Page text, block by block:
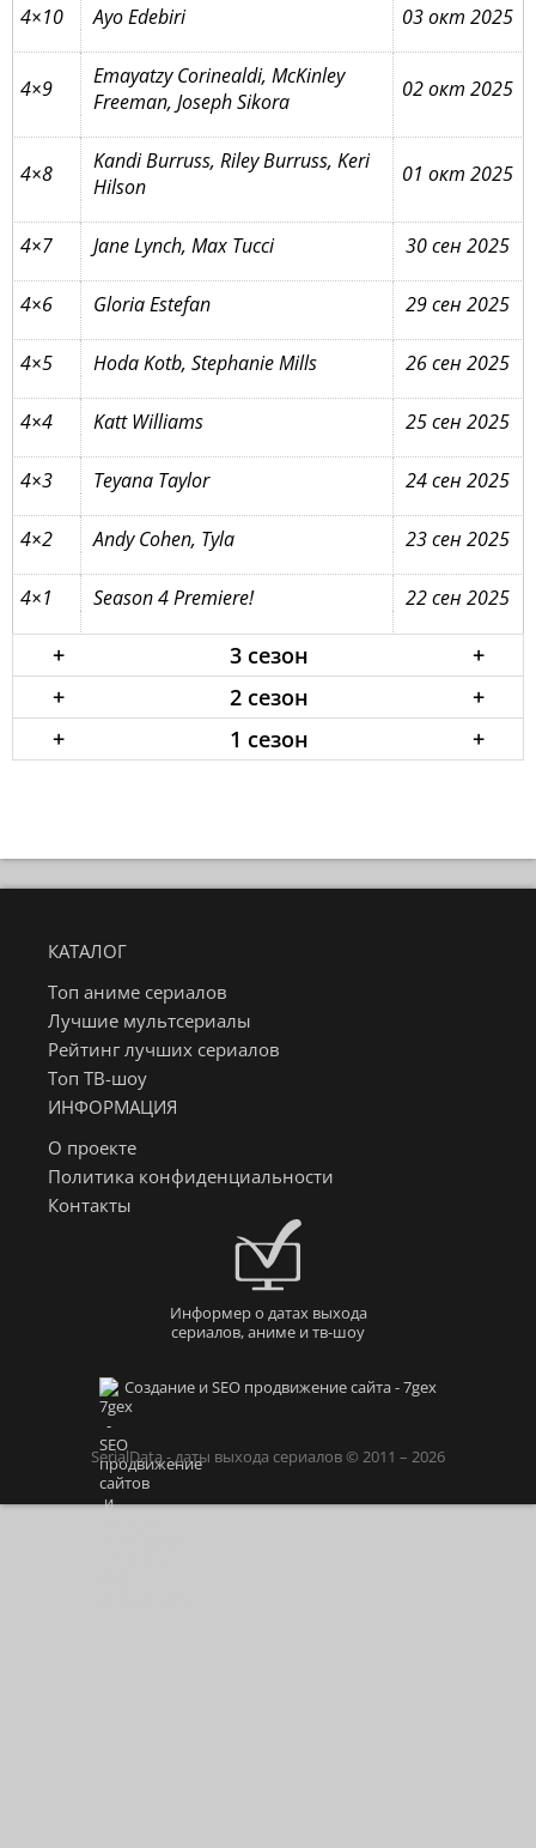
4×10 Ayo Edebiri 03 окт 2025
4×9
Emayatzy Corinealdi, McKinley
Freeman, Joseph Sikora
02 окт 2025
4×8
Kandi Burruss, Riley Burruss, Keri
Hilson
01 окт 2025
4×7 Jane Lynch, Max Tucci 30 сен 2025
4×6 Gloria Estefan 29 сен 2025
4×5 Hoda Kotb, Stephanie Mills 26 сен 2025
4×4 Katt Williams 25 сен 2025
4×3 Teyana Taylor 24 сен 2025
4×2 Andy Cohen, Tyla 23 сен 2025
4×1 Season 4 Premiere! 22 сен 2025
+ 3 сезон
+
+
2 сезон
+
+
1 сезон +
КАТАЛОГ
Топ аниме сериалов
Лучшие мультсериалы
Рейтинг лучших сериалов
Топ ТВ-шоу
ИНФОРМАЦИЯ
О проекте
Политика конфиденциальности
Контакты
Информер о датах выхода
сериалов, аниме и тв-шоу
Создание и SEO продвижение сайта - 7gex
SerialData - даты выхода сериалов © 2011 – 2026